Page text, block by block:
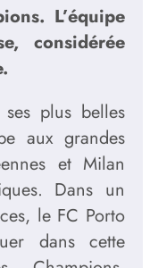
L’équipe
considérée
plus belles
aux grandes
et Milan
Dans un
le FC Porto
dans cette